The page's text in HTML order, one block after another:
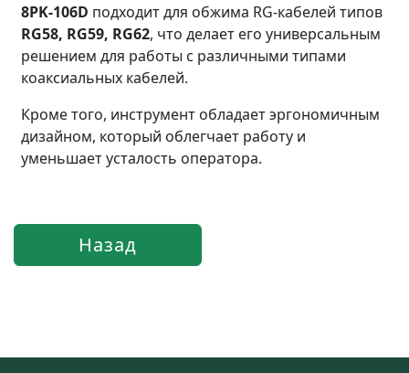
8PK-106D подходит для обжима RG-кабелей типов
RG58, RG59, RG62, что делает его универсальным
решением для работы с различными типами
коаксиальных кабелей.
Кроме того, инструмент обладает эргономичным
дизайном, который облегчает работу и
уменьшает усталость оператора.